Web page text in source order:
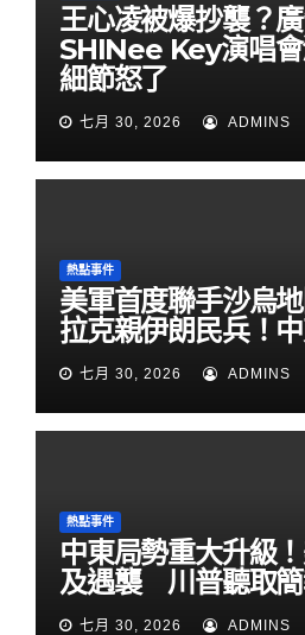
王心凌被爆抄襲？
SHINee Key演唱
細節怒了
七月 30, 2026 ADMINS
熱點事件
美軍首度聯手沙烏
拉克親伊朗民兵！
七月 30, 2026 ADMINS
熱點事件
中東局勢重大升級
及遇襲 川普聽取簡
七月 30, 2026 ADMINS